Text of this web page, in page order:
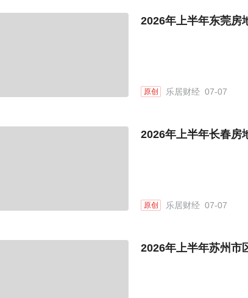
2026年上半年东莞房
原创 乐居财经 07-07
2026年上半年长春房
原创 乐居财经 07-07
2026年上半年苏州市